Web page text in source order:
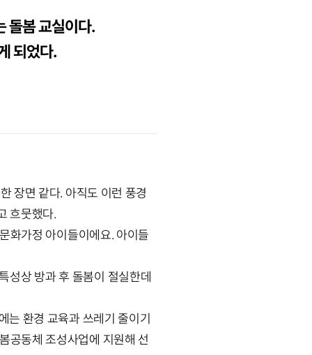
돌봄 교실이다.
되었다.
장면 같다. 아직도 이런 풍경
흐뭇했다.
화가정 아이들이에요. 아이들
성상 방과 후 돌봄이 절실한데
는 환경 교육과 쓰레기 줄이기
공동체 조성사업에 지원해 선